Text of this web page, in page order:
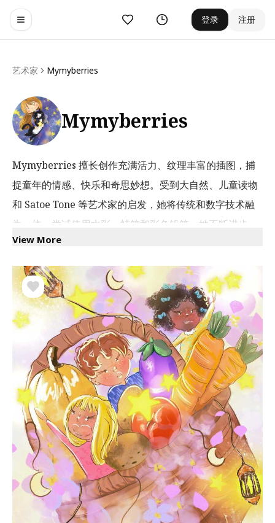
Toggle navigation menu
收藏 历史 登录 注册
艺术家 Mymyberries
Mymyberries
Mymyberries 擅长创作充满活力、纹理丰富的插图，捕
捉童年的情感、快乐和奇思妙想。受到大自然、儿童读物
和 Satoe Tone 等艺术家的启发，她将传统和数字技术融
为一体，尝试使用水彩、蜡笔和彩色铅笔。她不断进步，
从感官体验和异想天开的视觉效果中寻找灵感。
View More